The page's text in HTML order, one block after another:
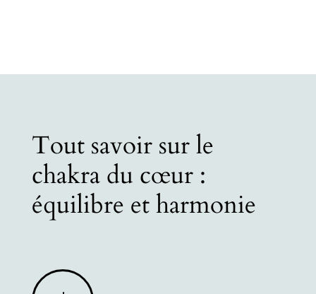
Tout savoir sur le
chakra du cœur :
équilibre et harmonie